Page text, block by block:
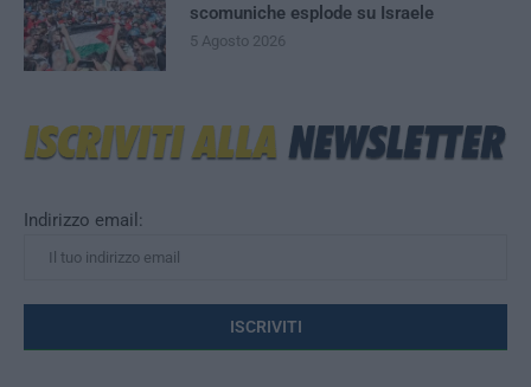
Indirizzo email:
scomuniche esplode su Israele
5 Agosto 2026